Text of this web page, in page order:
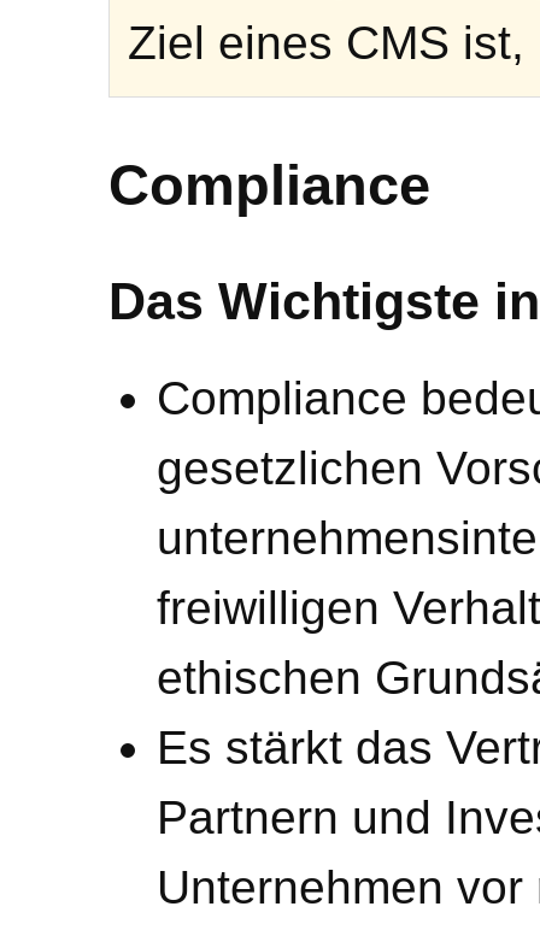
Ziel eines CMS
Compliance
Das Wichtigste
Compliance
gesetzlichen
freiwilligen
ethischen
Es stärkt das
Partnern und
Unternehmen